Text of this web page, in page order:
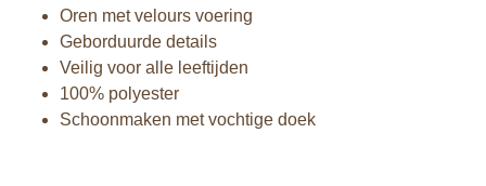
Oren met velours voering
Geborduurde details
Veilig voor alle leeftijden
100% polyester
Schoonmaken met vochtige doek